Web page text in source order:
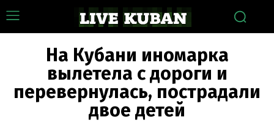
На Кубани иномарка
вылетела с дороги и
перевернулась, пострадали
двое детей